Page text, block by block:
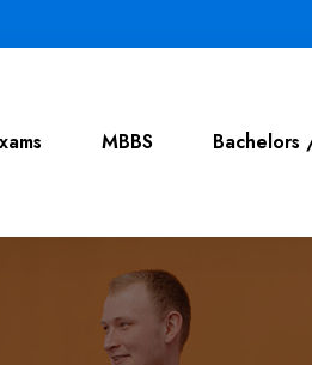
MBBS Bachelors